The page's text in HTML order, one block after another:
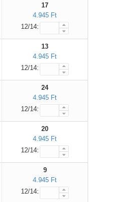
17
4.945 Ft
12/14:
13
4.945 Ft
12/14:
24
4.945 Ft
12/14:
20
4.945 Ft
12/14:
9
4.945 Ft
12/14: